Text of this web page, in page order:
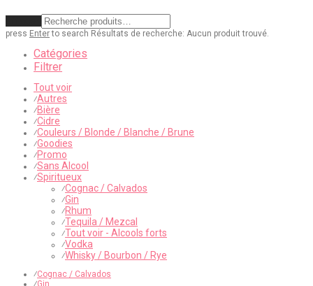
press Enterto search Résultats de recherche: Aucun produit trouvé.
Catégories
Filtrer
Tout voir
⁄Autres
⁄Bière
⁄Cidre
⁄Couleurs / Blonde / Blanche / Brune
⁄Goodies
⁄Promo
⁄Sans Alcool
⁄Spiritueux
⁄Cognac / Calvados
⁄Gin
⁄Rhum
⁄Tequila / Mezcal
⁄Tout voir - Alcools forts
⁄Vodka
⁄Whisky / Bourbon / Rye
⁄Cognac / Calvados
⁄Gin